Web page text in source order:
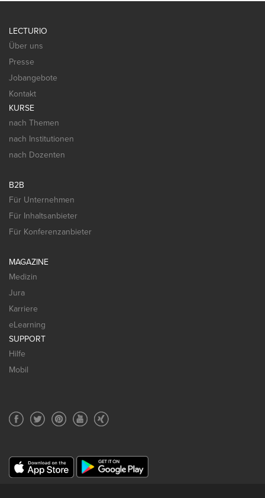
LECTURIO
Über uns
Presse
Jobangebote
Kontakt
KURSE
nach Themen
nach Institutionen
nach Dozenten
B2B
Für Unternehmen
Für Inhaltsanbieter
Für Konferenzanbieter
MAGAZINE
Medizin
Jura
Karriere
eLearning
SUPPORT
Hilfe
Mobil